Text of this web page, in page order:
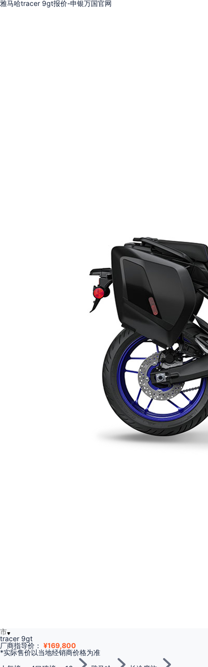
雅马哈tracer 9gt报价-申银万国官网
市
tracer 9gt
厂商指导价： ¥169,800
*实际售价以当地经销商价格为准